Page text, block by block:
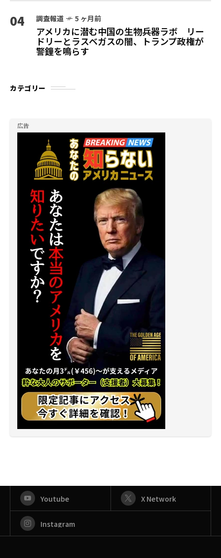
04 調査報道 5 ヶ月前
アメリカに潜む中国の生物兵器ラボ リー
ドリーとラスベガスの闇、トランプ政権が
警鐘を鳴らす
カテゴリー
広告
Youtube X Network
Instagram